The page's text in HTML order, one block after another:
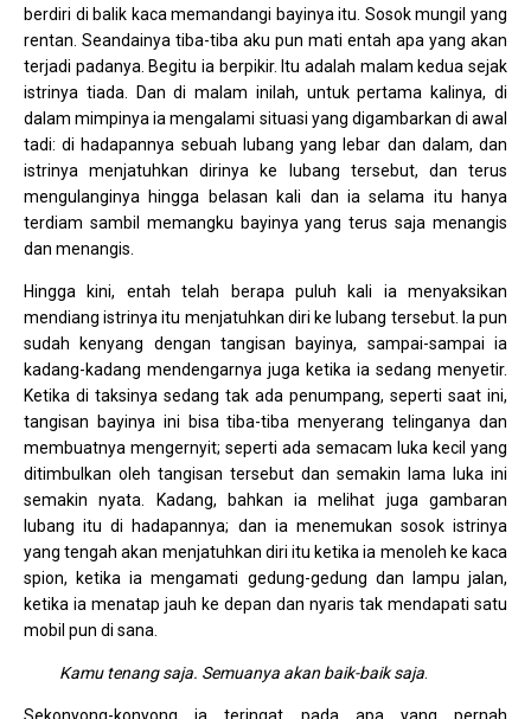
berdiri di balik kaca memandangi bayinya itu. Sosok mungil yang
rentan. Seandainya tiba-tiba aku pun mati entah apa yang akan
terjadi padanya. Begitu ia berpikir. Itu adalah malam kedua sejak
istrinya tiada. Dan di malam inilah, untuk pertama kalinya, di
dalam mimpinya ia mengalami situasi yang digambarkan di awal
tadi: di hadapannya sebuah lubang yang lebar dan dalam, dan
istrinya menjatuhkan dirinya ke lubang tersebut, dan terus
mengulanginya hingga belasan kali dan ia selama itu hanya
terdiam sambil memangku bayinya yang terus saja menangis
dan menangis.
Hingga kini, entah telah berapa puluh kali ia menyaksikan
mendiang istrinya itu menjatuhkan diri ke lubang tersebut. Ia pun
sudah kenyang dengan tangisan bayinya, sampai-sampai ia
kadang-kadang mendengarnya juga ketika ia sedang menyetir.
Ketika di taksinya sedang tak ada penumpang, seperti saat ini,
tangisan bayinya ini bisa tiba-tiba menyerang telinganya dan
membuatnya mengernyit; seperti ada semacam luka kecil yang
ditimbulkan oleh tangisan tersebut dan semakin lama luka ini
semakin nyata. Kadang, bahkan ia melihat juga gambaran
lubang itu di hadapannya; dan ia menemukan sosok istrinya
yang tengah akan menjatuhkan diri itu ketika ia menoleh ke kaca
spion, ketika ia mengamati gedung-gedung dan lampu jalan,
ketika ia menatap jauh ke depan dan nyaris tak mendapati satu
mobil pun di sana.
Kamu tenang saja. Semuanya akan baik-baik saja